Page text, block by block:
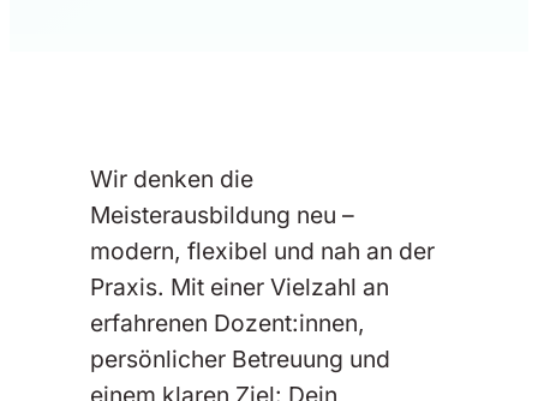
Wir denken die
Meisterausbildung neu –
modern, flexibel und nah an der
Praxis. Mit einer Vielzahl an
erfahrenen Dozent:innen,
persönlicher Betreuung und
einem klaren Ziel: Dein